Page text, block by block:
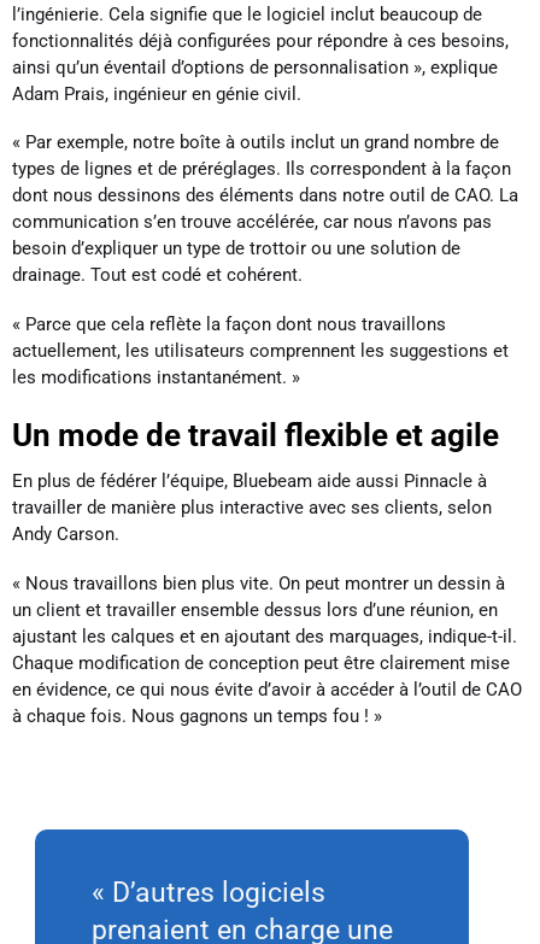
l’ingénierie. Cela signifie que le logiciel inclut beaucoup de
fonctionnalités déjà configurées pour répondre à ces besoins,
ainsi qu’un éventail d’options de personnalisation », explique
Adam Prais, ingénieur en génie civil.
« Par exemple, notre boîte à outils inclut un grand nombre de
types de lignes et de préréglages. Ils correspondent à la façon
dont nous dessinons des éléments dans notre outil de CAO. La
communication s’en trouve accélérée, car nous n’avons pas
besoin d’expliquer un type de trottoir ou une solution de
drainage. Tout est codé et cohérent.
« Parce que cela reflète la façon dont nous travaillons
actuellement, les utilisateurs comprennent les suggestions et
les modifications instantanément. »
Un mode de travail flexible et agile
En plus de fédérer l’équipe, Bluebeam aide aussi Pinnacle à
travailler de manière plus interactive avec ses clients, selon
Andy Carson.
« Nous travaillons bien plus vite. On peut montrer un dessin à
un client et travailler ensemble dessus lors d’une réunion, en
ajustant les calques et en ajoutant des marquages, indique-t-il.
Chaque modification de conception peut être clairement mise
en évidence, ce qui nous évite d’avoir à accéder à l’outil de CAO
à chaque fois. Nous gagnons un temps fou ! »
« D’autres logiciels
prenaient en charge une